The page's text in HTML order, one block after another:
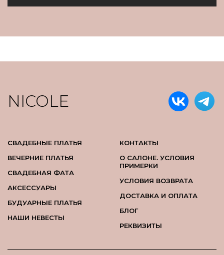
NICOLE
СВАДЕБНЫЕ ПЛАТЬЯ
ВЕЧЕРНИЕ ПЛАТЬЯ
СВАДЕБНАЯ ФАТА
АКСЕССУАРЫ
БУДУАРНЫЕ ПЛАТЬЯ
НАШИ НЕВЕСТЫ
КОНТАКТЫ
О САЛОНЕ. УСЛОВИЯ
ПРИМЕРКИ
УСЛОВИЯ ВОЗВРАТА
ДОСТАВКА И ОПЛАТА
БЛОГ
РЕКВИЗИТЫ